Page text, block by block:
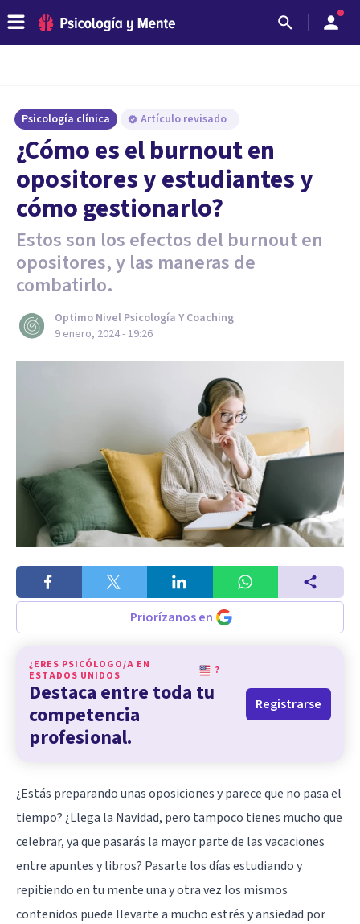
Psicología clínica Artículo revisado
¿Cómo es el burnout en
opositores y estudiantes y
cómo gestionarlo?
Estos son los efectos del burnout en
opositores, y las maneras de
combatirlo.
Optimo Nivel Psicología Y Coaching
9 enero, 2024 - 19:26
Priorízanos en
¿ERES PSICÓLOGO/A EN
ESTADOS UNIDOS
?
Destaca entre toda tu
competencia
profesional.
Registrarse
¿Estás preparando unas oposiciones y parece que no pasa el
tiempo? ¿Llega la Navidad, pero tampoco tienes mucho que
celebrar, ya que pasarás la mayor parte de las vacaciones
entre apuntes y libros? Pasarte los días estudiando y
repitiendo en tu mente una y otra vez los mismos
contenidos puede llevarte a mucho estrés y ansiedad por